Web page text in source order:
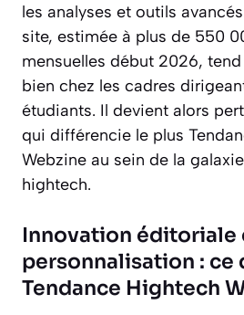
les analyses et outils
site, estimée à plus de 550
mensuelles début 2026,
bien chez les cadres
étudiants. Il devient alors
qui différencie le plus
Webzine au sein de la
hightech.
Innovation éditoriale
personnalisation : ce
Tendance Hightech